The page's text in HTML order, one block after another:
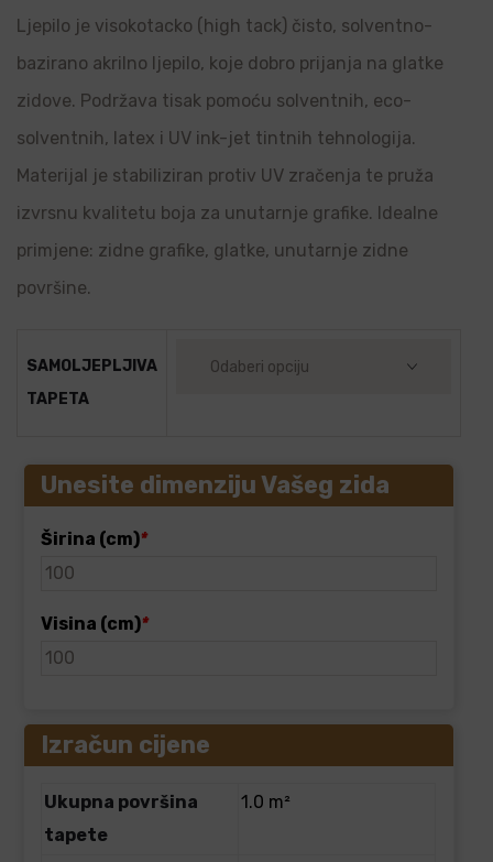
Ljepilo je visokotacko (high tack) čisto, solventno-
bazirano akrilno ljepilo, koje dobro prijanja na glatke
zidove. Podržava tisak pomoću solventnih, eco-
solventnih, latex i UV ink-jet tintnih tehnologija.
Materijal je stabiliziran protiv UV zračenja te pruža
izvrsnu kvalitetu boja za unutarnje grafike. Idealne
primjene: zidne grafike, glatke, unutarnje zidne
površine.
SAMOLJEPLJIVA
TAPETA
Unesite dimenziju Vašeg zida
Širina (cm)*
Visina (cm)*
Izračun cijene
Ukupna površina
tapete
1.0 m²